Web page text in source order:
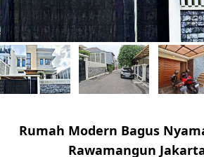
Rumah Modern Bagus
Rawamangun